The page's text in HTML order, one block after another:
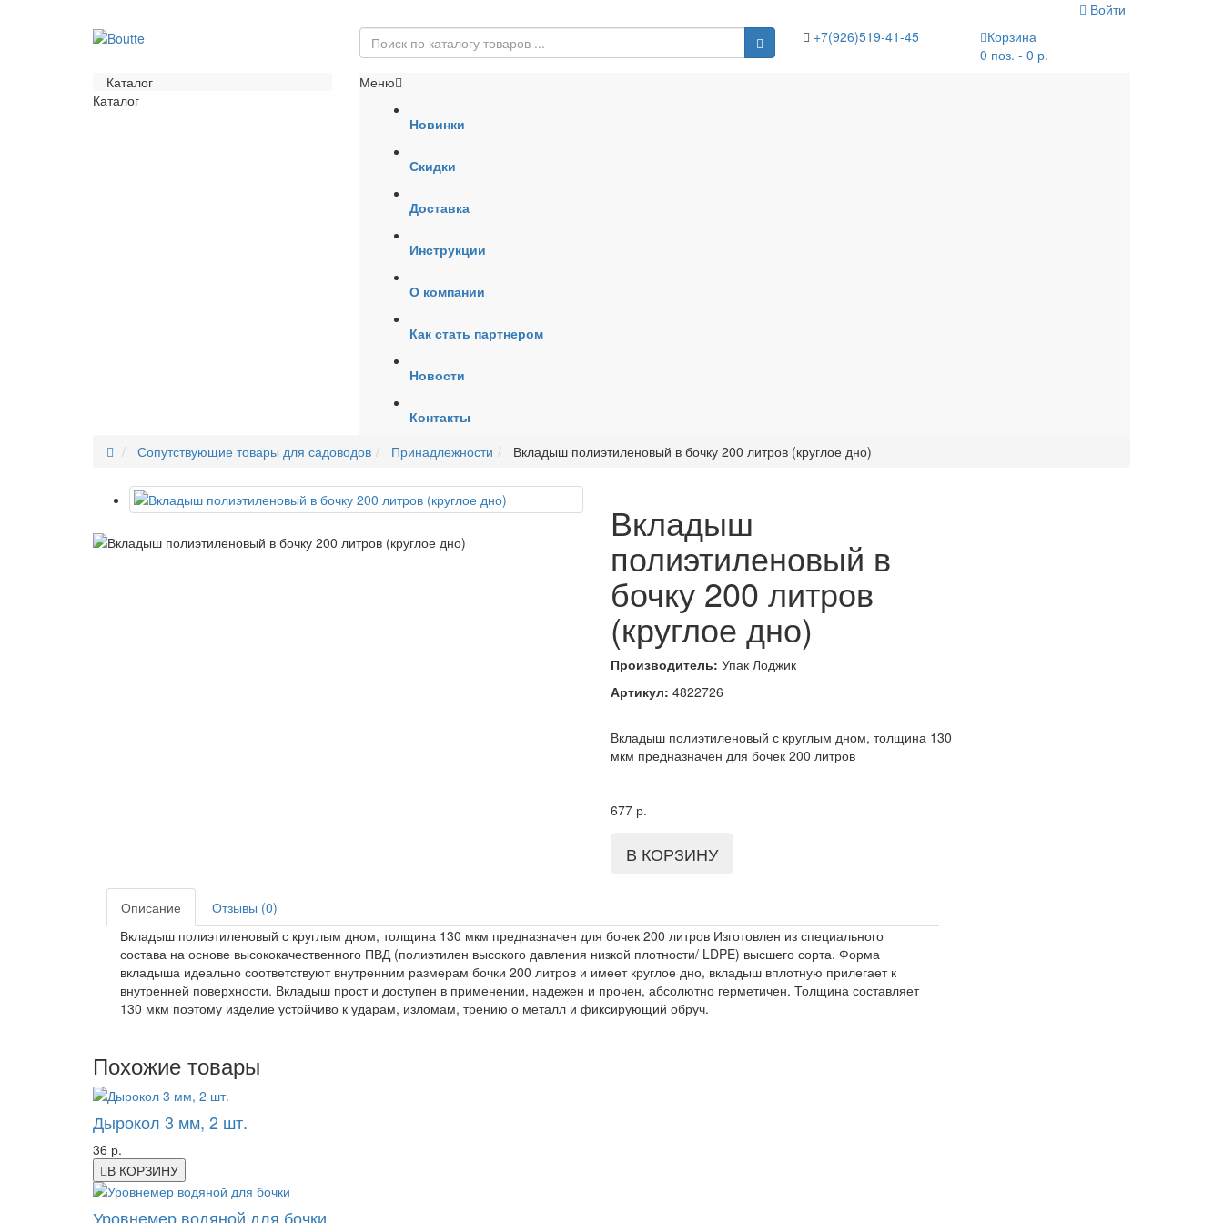
Войти
+7(926)519-41-45
Корзина
0 поз. - 0 р.
Каталог
Каталог
Меню
Новинки
Скидки
Доставка
Инструкции
О компании
Как стать партнером
Новости
Контакты
Сопутствующие товары для садоводов
Принадлежности Вкладыш полиэтиленовый в бочку 200 литров (круглое дно)
Вкладыш
полиэтиленовый в
бочку 200 литров
(круглое дно)
Производитель: Упак Лоджик
Артикул: 4822726
Вкладыш полиэтиленовый с круглым дном, толщина 130
мкм предназначен для бочек 200 литров
677 р.
Описание
Отзывы (0)
Вкладыш полиэтиленовый с круглым дном, толщина 130 мкм предназначен для бочек 200 литров Изготовлен из специального
состава на основе высококачественного ПВД (полиэтилен высокого давления низкой плотности/ LDPE) высшего сорта. Форма
вкладыша идеально соответствуют внутренним размерам бочки 200 литров и имеет круглое дно, вкладыш вплотную прилегает к
внутренней поверхности. Вкладыш прост и доступен в применении, надежен и прочен, абсолютно герметичен. Толщина составляет
130 мкм поэтому изделие устойчиво к ударам, изломам, трению о металл и фиксирующий обруч.
Похожие товары
Дырокол 3 мм, 2 шт.
36 р.
В КОРЗИНУ
Уровнемер водяной для бочки